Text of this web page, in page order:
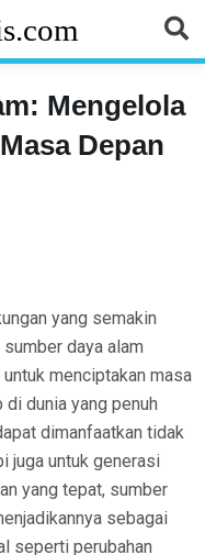
Mengelola
Depan
yang semakin
daya alam
menciptakan masa
dunia yang penuh
dimanfaatkan tidak
juga untuk generasi
yang tepat, sumber
sebagai
seperti perubahan